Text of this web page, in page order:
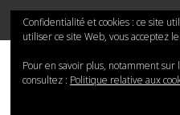
Skip to content
Mina-San
Confidentialité et cookies : ce site
utiliser ce site Web, vous acceptez
Pour en savoir plus, notamment sur
consultez : Politique relative aux